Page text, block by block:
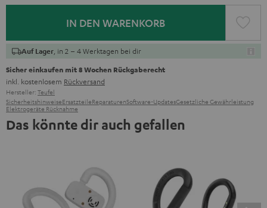
IN DEN WARENKORB
Auf Lager , in 2 – 4 Werktagen bei dir
Sicher einkaufen mit 8 Wochen Rückgaberecht
inkl. kostenlosem Rückversand
Hersteller: Teufel
SicherheitshinweiseErsatzteileReparaturenSoftware-UpdatesGesetzliche Gewährleistung
Elektrogeräte Rücknahme
Das könnte dir auch gefallen